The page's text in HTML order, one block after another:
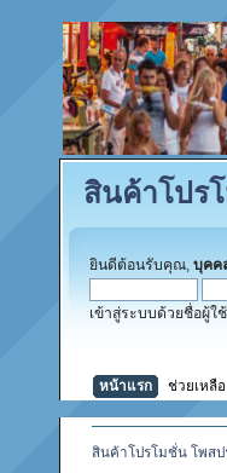
สินค้าโปร
ยินดีต้อนรับคุณ, บุคค
เข้าสู่ระบบด้วยชื่อผู้ใ
หน้าแรก ช่วยเหลือ
สินค้าโปรโมชั่น โพสป